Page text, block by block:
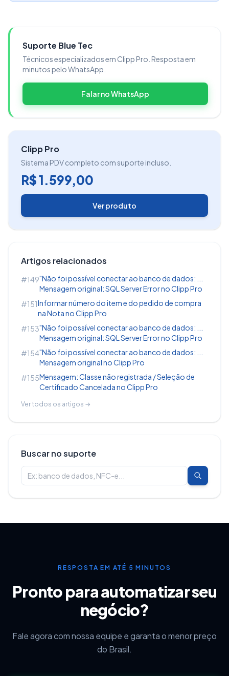
Suporte Blue Tec
Técnicos especializados em Clipp Pro. Resposta em
minutos pelo WhatsApp.
Falar no WhatsApp
Clipp Pro
Sistema PDV completo com suporte incluso.
R$ 1.599,00
Ver produto
Artigos relacionados
#149"Não foi possível conectar ao banco de dados: ...
Mensagem original: SQL Server Error no Clipp Pro
#151Informar número do item e do pedido de compra
na Nota no Clipp Pro
#153"Não foi possível conectar ao banco de dados: ...
Mensagem original: SQL Server Error no Clipp Pro
#154"Não foi possível conectar ao banco de dados: ...
Mensagem original no Clipp Pro
#155Mensagem: Classe não registrada / Seleção de
Certificado Cancelada no Clipp Pro
Ver todos os artigos →
Buscar no suporte
RESPOSTA EM ATÉ 5 MINUTOS
Pronto para automatizar seu
negócio?
Fale agora com nossa equipe e garanta o menor preço
do Brasil.